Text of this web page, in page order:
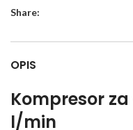
Share:
OPIS
Kompresor za
l/min